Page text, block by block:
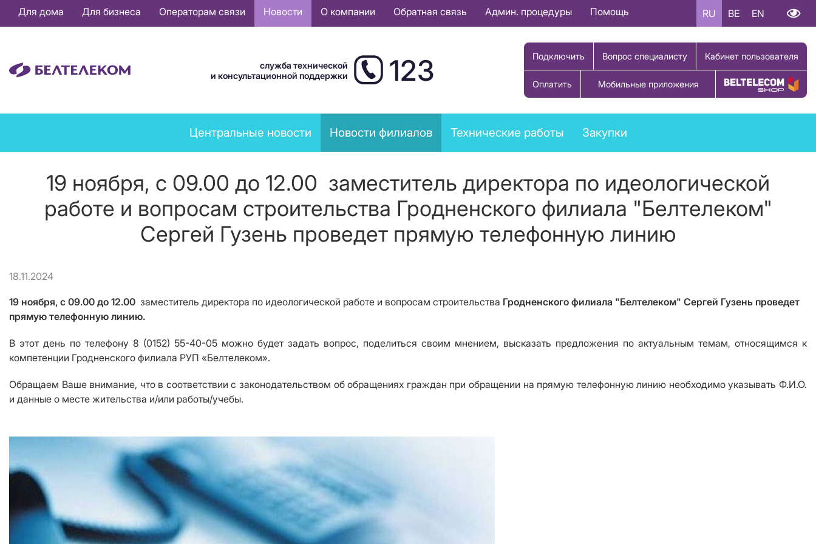
Основная
навигация
Для дома Для бизнеса Операторам связи Новости О компании Обратная связь Админ. процедуры Помощь RU BE EN
служба технической
и консультационной поддержки
123 Подключить Вопрос специалисту Кабинет пользователя
Оплатить Мобильные приложения Купить товар
News
menu
Центральные новости Новости филиалов Технические работы Закупки
19 ноября, с 09.00 до 12.00 заместитель директора по идеологической
работе и вопросам строительства Гродненского филиала "Белтелеком"
Сергей Гузень проведет прямую телефонную линию
18.11.2024
19 ноября, с 09.00 до 12.00 заместитель директора по идеологической работе и вопросам строительства Гродненского филиала "Белтелеком" Сергей Гузень проведет
прямую телефонную линию.
В этот день по телефону 8 (0152) 55-40-05 можно будет задать вопрос, поделиться своим мнением, высказать предложения по актуальным темам, относящимся к
компетенции Гродненского филиала РУП «Белтелеком».
Обращаем Ваше внимание, что в соответствии с законодательством об обращениях граждан при обращении на прямую телефонную линию необходимо указывать Ф.И.О.
и данные о месте жительства и/или работы/учебы.